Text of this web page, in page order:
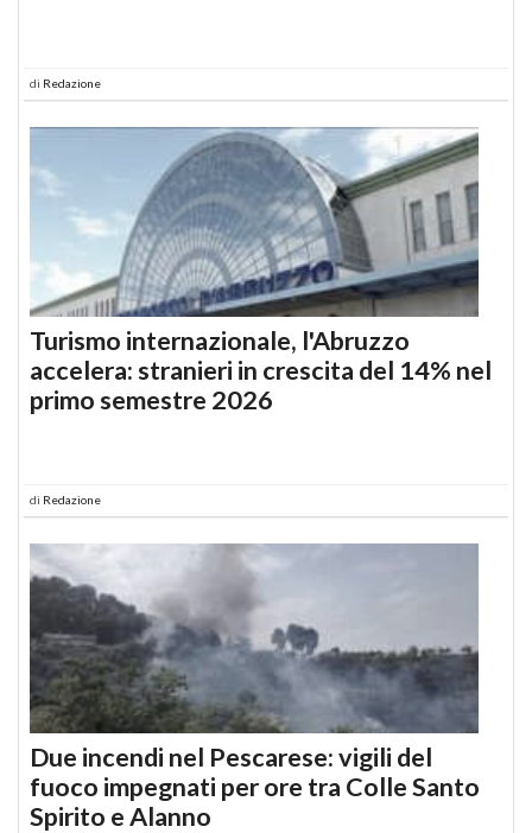
di Redazione
Turismo internazionale, l'Abruzzo
accelera: stranieri in crescita del 14% nel
primo semestre 2026
di Redazione
Due incendi nel Pescarese: vigili del
fuoco impegnati per ore tra Colle Santo
Spirito e Alanno